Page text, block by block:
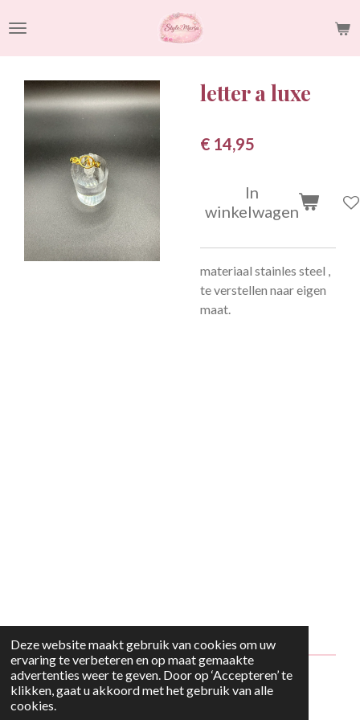
Deze website maakt gebruik van cookies om uw
ervaring te verbeteren en op maat gemaakte
advertenties weer te geven. Door op ‘Accepteren’ te
klikken, gaat u akkoord met het gebruik van alle
cookies.
direct
naar
hoofdinhoud
letter a luxe
€ 14,95
In
winkelwagen
materiaal stainles steel ,
te verstellen naar eigen
maat.
© 2024 - 2026 Style2Maria
Powered by